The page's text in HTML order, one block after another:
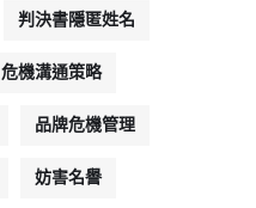
判決書隱匿姓名
危機溝通策略
品牌危機管理
妨害名譽